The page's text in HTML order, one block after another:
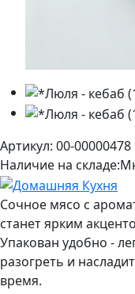
Артикул: 00-00000478
Наличие на складе:
Сочное мясо с
станет ярким
Упакован удобно -
разогреть и
время.